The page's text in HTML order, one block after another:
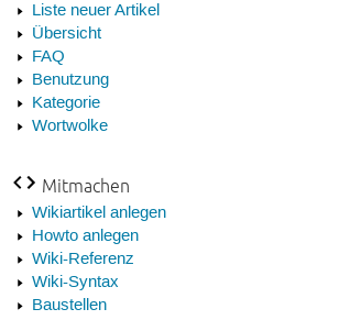
Liste neuer Artikel
Übersicht
FAQ
Benutzung
Kategorie
Wortwolke
Mitmachen
Wikiartikel anlegen
Howto anlegen
Wiki-Referenz
Wiki-Syntax
Baustellen